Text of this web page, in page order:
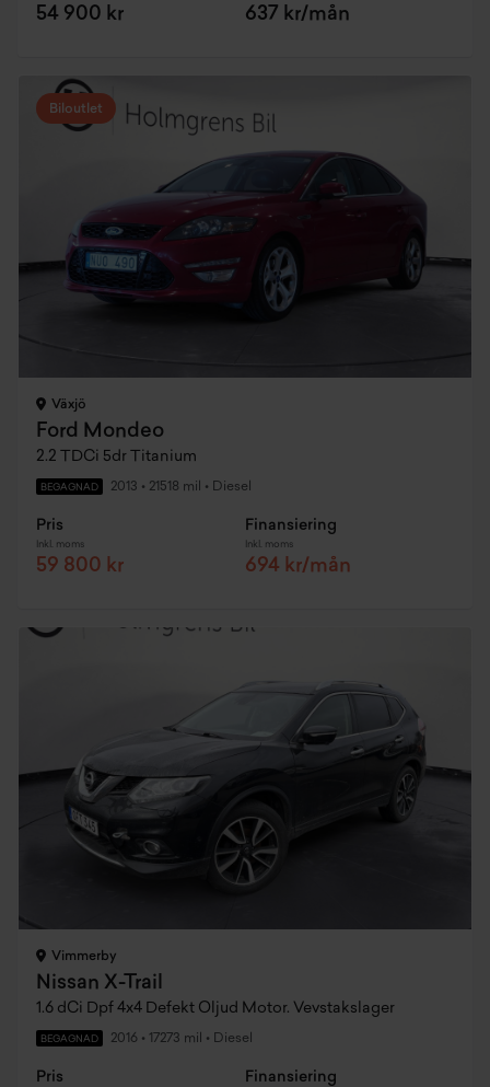
54 900 kr 637 kr/mån
Biloutlet
Växjö
Ford Mondeo
2.2 TDCi 5dr Titanium
BEGAGNAD 2013 • 21518 mil • Diesel
Pris
Inkl. moms
59 800 kr
Finansiering
Inkl. moms
694 kr/mån
Vimmerby
Nissan X-Trail
1.6 dCi Dpf 4x4 Defekt Oljud Motor. Vevstakslager
BEGAGNAD 2016 • 17273 mil • Diesel
Pris Finansiering